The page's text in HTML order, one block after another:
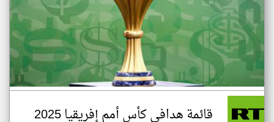
قائمة هدافي كأس أمم إفريقيا 2025